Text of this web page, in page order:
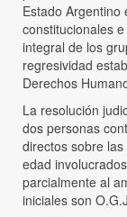
Estado Argentino
constitucionales
integral de los
regresividad
Derechos
La resolución
dos personas
directos sobre
edad
parcialmente al
iniciales son